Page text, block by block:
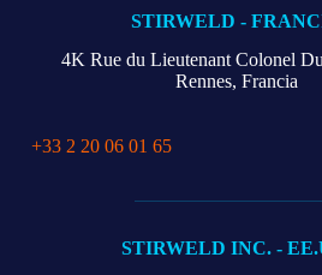
STIRWELD -
4K Rue du Lieutenant Colonel
Rennes, Francia
+33 2 20 06 01 65
STIRWELD INC. -